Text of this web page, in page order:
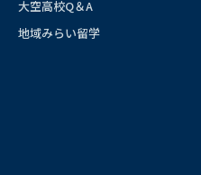
大空高校Q＆A
地域みらい留学